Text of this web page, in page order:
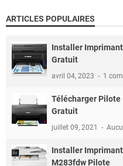
ARTICLES POPULAIRES
Installer
Gratuit
avril 04, 2023 1
Télécharger Pilote
Gratuit
juillet 09, 2021
Installer
M283fdw Pilote